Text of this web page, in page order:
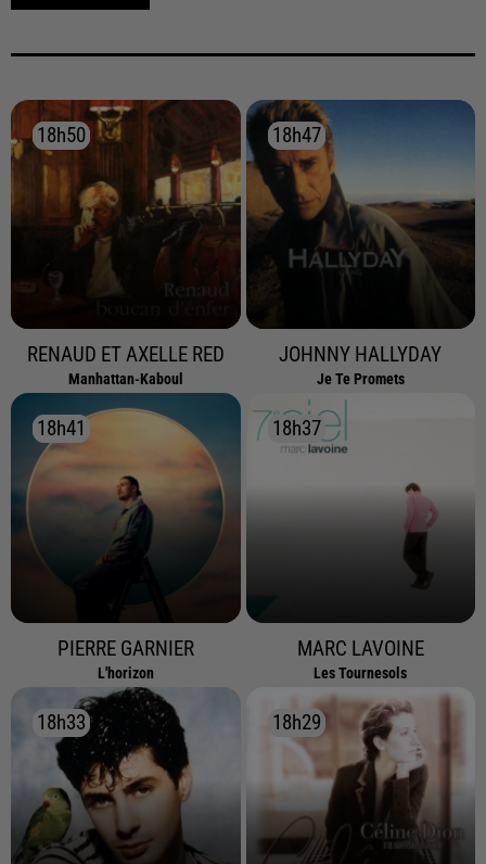
18h50
18h50
RENAUD ET AXELLE RED
Manhattan-Kaboul
18h47
18h47
JOHNNY HALLYDAY
Je Te Promets
18h41
18h41
PIERRE GARNIER
L'horizon
18h37
18h37
MARC LAVOINE
Les Tournesols
18h33
18h33 18h29
18h29